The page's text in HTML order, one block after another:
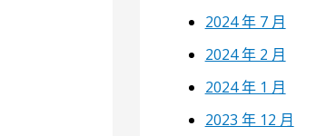
2024 年 7 月
2024 年 2 月
2024 年 1 月
2023 年 12 月